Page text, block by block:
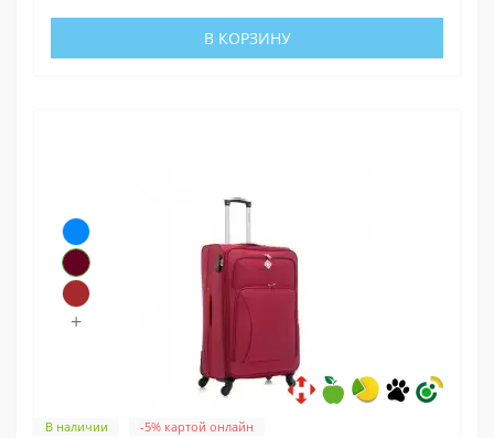
В КОРЗИНУ
В наличии
+
-5% картой онлайн